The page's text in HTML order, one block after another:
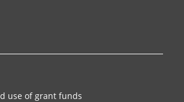
use of grant funds